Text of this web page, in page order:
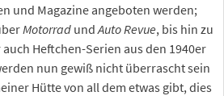
und Magazine angeboten werden;
Motorrad und Auto Revue, bis hin zu
auch Heftchen-Serien aus den 1940er
nun gewiß nicht überrascht sein
Hütte von all dem etwas gibt, dies